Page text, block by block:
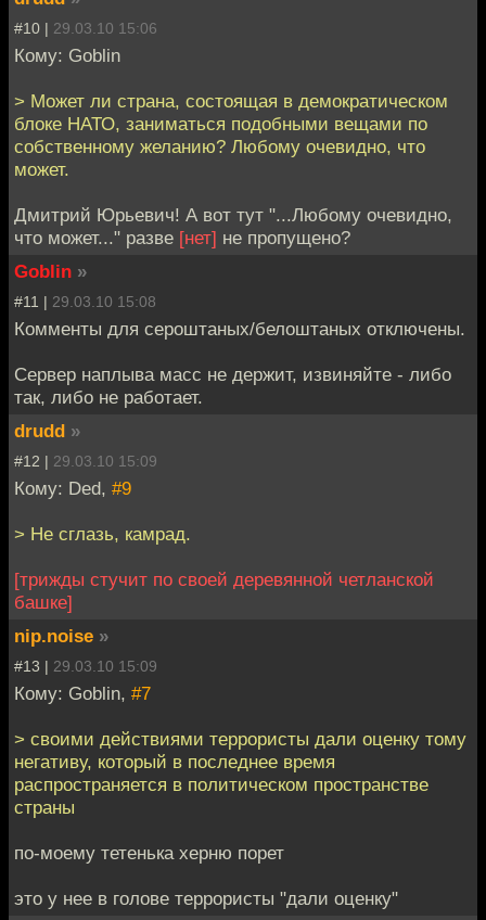
#10 | 29.03.10 15:06
Кому: Goblin
> Может ли страна, состоящая в демократическом
блоке НАТО, заниматься подобными вещами по
собственному желанию? Любому очевидно, что
может.
Дмитрий Юрьевич! А вот тут "...Любому очевидно,
что может..." разве [нет] не пропущено?
Goblin »
#11 | 29.03.10 15:08
Комменты для сероштаных/белоштаных отключены.
Сервер наплыва масс не держит, извиняйте - либо
так, либо не работает.
drudd »
#12 | 29.03.10 15:09
Кому: Ded, #9
> Не сглазь, камрад.
[трижды стучит по своей деревянной четланской
башке]
nip.noise »
#13 | 29.03.10 15:09
Кому: Goblin, #7
> своими действиями террористы дали оценку тому
негативу, который в последнее время
распространяется в политическом пространстве
страны
по-моему тетенька херню порет
это у нее в голове террористы "дали оценку"